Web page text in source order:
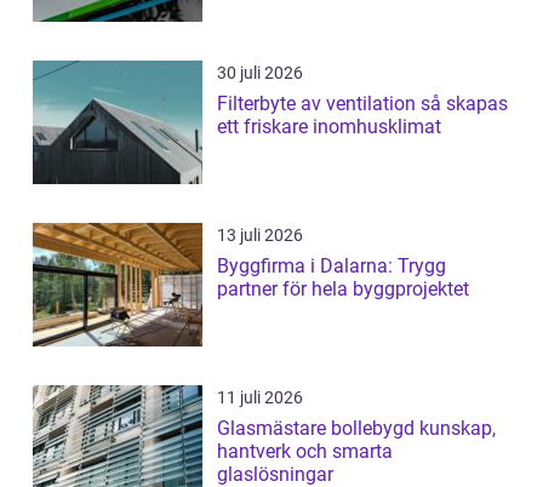
30 juli 2026
Filterbyte av ventilation så skapas
ett friskare inomhusklimat
13 juli 2026
Byggfirma i Dalarna: Trygg
partner för hela byggprojektet
11 juli 2026
Glasmästare bollebygd kunskap,
hantverk och smarta
glaslösningar